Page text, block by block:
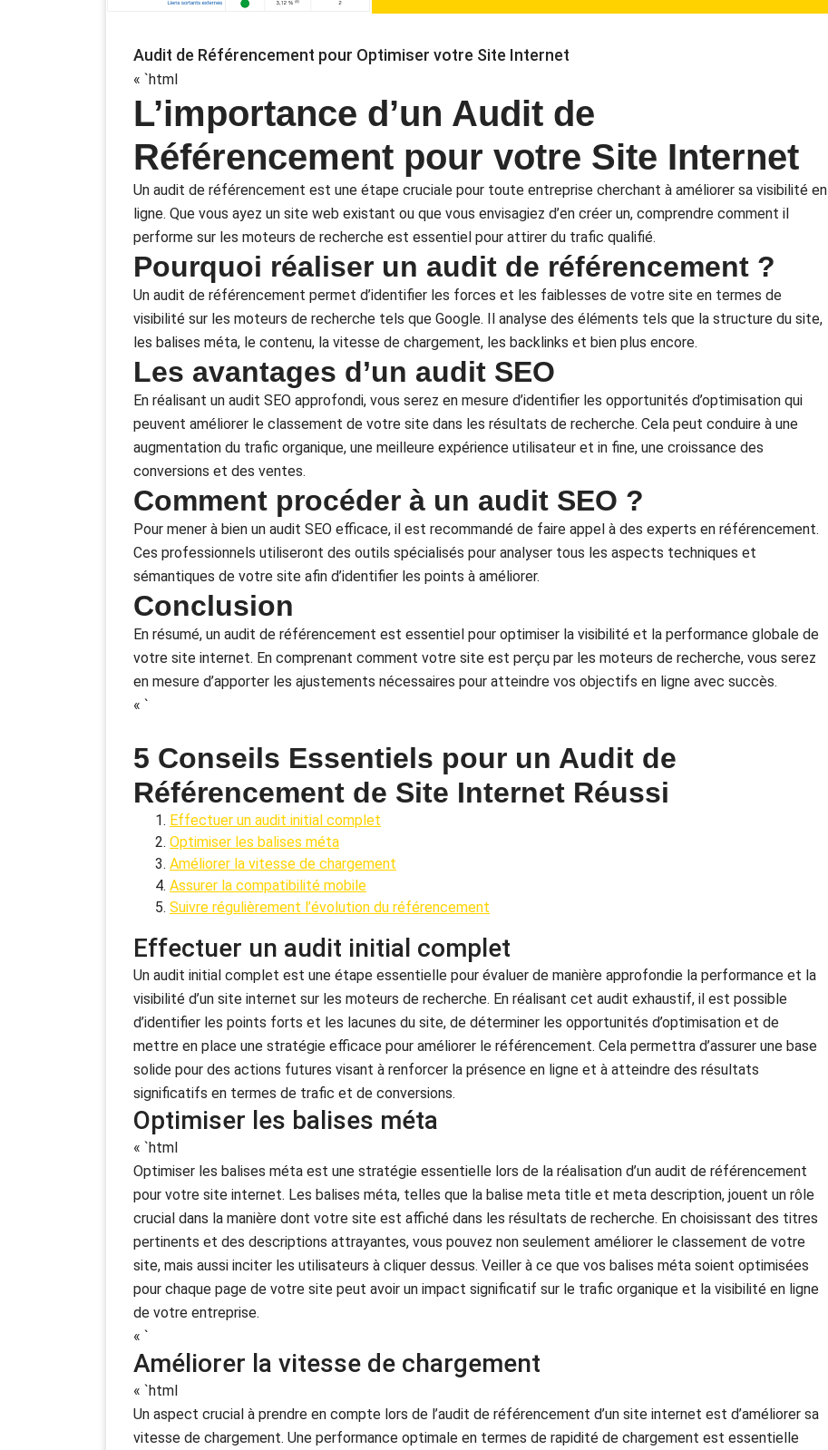
Audit de Référencement pour Optimiser votre Site Internet
« `html
L’importance d’un Audit de
Référencement pour votre Site Internet
Un audit de référencement est une étape cruciale pour toute entreprise cherchant à améliorer sa visibilité en
ligne. Que vous ayez un site web existant ou que vous envisagiez d’en créer un, comprendre comment il
performe sur les moteurs de recherche est essentiel pour attirer du trafic qualifié.
Pourquoi réaliser un audit de référencement ?
Un audit de référencement permet d’identifier les forces et les faiblesses de votre site en termes de
visibilité sur les moteurs de recherche tels que Google. Il analyse des éléments tels que la structure du site,
les balises méta, le contenu, la vitesse de chargement, les backlinks et bien plus encore.
Les avantages d’un audit SEO
En réalisant un audit SEO approfondi, vous serez en mesure d’identifier les opportunités d’optimisation qui
peuvent améliorer le classement de votre site dans les résultats de recherche. Cela peut conduire à une
augmentation du trafic organique, une meilleure expérience utilisateur et in fine, une croissance des
conversions et des ventes.
Comment procéder à un audit SEO ?
Pour mener à bien un audit SEO efficace, il est recommandé de faire appel à des experts en référencement.
Ces professionnels utiliseront des outils spécialisés pour analyser tous les aspects techniques et
sémantiques de votre site afin d’identifier les points à améliorer.
Conclusion
En résumé, un audit de référencement est essentiel pour optimiser la visibilité et la performance globale de
votre site internet. En comprenant comment votre site est perçu par les moteurs de recherche, vous serez
en mesure d’apporter les ajustements nécessaires pour atteindre vos objectifs en ligne avec succès.
« `
5 Conseils Essentiels pour un Audit de
Référencement de Site Internet Réussi
Effectuer un audit initial complet
Optimiser les balises méta
Améliorer la vitesse de chargement
Assurer la compatibilité mobile
Suivre régulièrement l’évolution du référencement
Effectuer un audit initial complet
Un audit initial complet est une étape essentielle pour évaluer de manière approfondie la performance et la
visibilité d’un site internet sur les moteurs de recherche. En réalisant cet audit exhaustif, il est possible
d’identifier les points forts et les lacunes du site, de déterminer les opportunités d’optimisation et de
mettre en place une stratégie efficace pour améliorer le référencement. Cela permettra d’assurer une base
solide pour des actions futures visant à renforcer la présence en ligne et à atteindre des résultats
significatifs en termes de trafic et de conversions.
Optimiser les balises méta
« `html
Optimiser les balises méta est une stratégie essentielle lors de la réalisation d’un audit de référencement
pour votre site internet. Les balises méta, telles que la balise meta title et meta description, jouent un rôle
crucial dans la manière dont votre site est affiché dans les résultats de recherche. En choisissant des titres
pertinents et des descriptions attrayantes, vous pouvez non seulement améliorer le classement de votre
site, mais aussi inciter les utilisateurs à cliquer dessus. Veiller à ce que vos balises méta soient optimisées
pour chaque page de votre site peut avoir un impact significatif sur le trafic organique et la visibilité en ligne
de votre entreprise.
« `
Améliorer la vitesse de chargement
« `html
Un aspect crucial à prendre en compte lors de l’audit de référencement d’un site internet est d’améliorer sa
vitesse de chargement. Une performance optimale en termes de rapidité de chargement est essentielle